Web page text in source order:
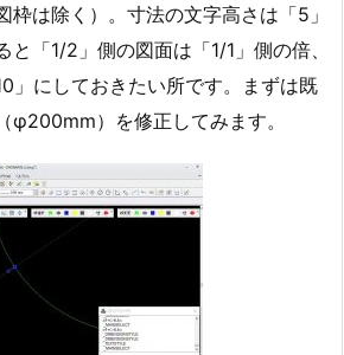
枠は除く）。寸法の文字高さは「5」
と「1/2」側の図面は「1/1」側の倍、
」にしておきたい所です。まずは既
φ200mm）を修正してみます。